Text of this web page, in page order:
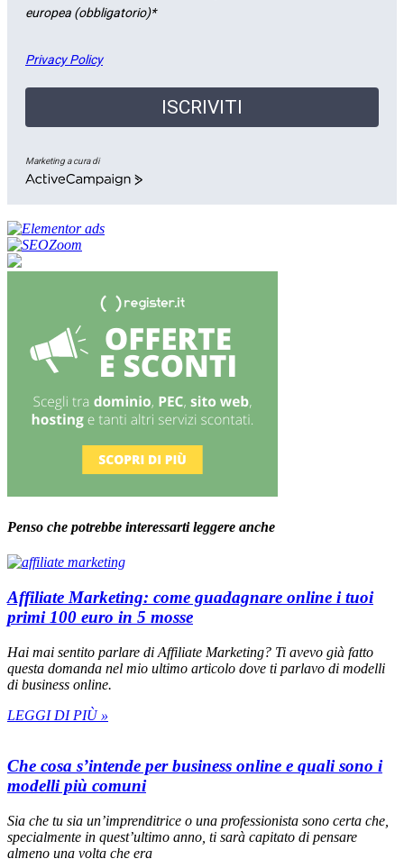
europea (obbligatorio)*
Privacy Policy
ISCRIVITI
Marketing a cura di
ActiveCampaign
Penso che potrebbe interessarti leggere anche
Affiliate Marketing: come guadagnare online i tuoi
primi 100 euro in 5 mosse
Hai mai sentito parlare di Affiliate Marketing? Ti avevo già fatto
questa domanda nel mio ultimo articolo dove ti parlavo di modelli
di business online.
LEGGI DI PIÙ »
Che cosa s’intende per business online e quali sono i
modelli più comuni
Sia che tu sia un’imprenditrice o una professionista sono certa che,
specialmente in quest’ultimo anno, ti sarà capitato di pensare
almeno una volta che era